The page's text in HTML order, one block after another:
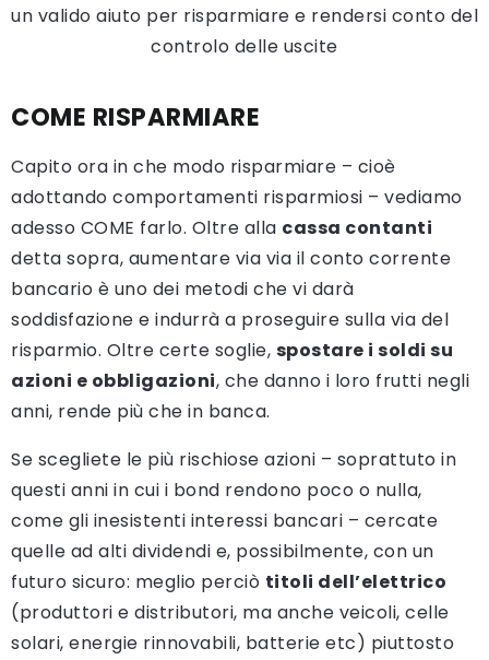
un valido aiuto per risparmiare e rendersi conto del
controlo delle uscite
COME RISPARMIARE
Capito ora in che modo risparmiare – cioè
adottando comportamenti risparmiosi – vediamo
adesso COME farlo. Oltre alla cassa contanti
detta sopra, aumentare via via il conto corrente
bancario è uno dei metodi che vi darà
soddisfazione e indurrà a proseguire sulla via del
risparmio. Oltre certe soglie, spostare i soldi su
azioni e obbligazioni, che danno i loro frutti negli
anni, rende più che in banca.
Se scegliete le più rischiose azioni – soprattuto in
questi anni in cui i bond rendono poco o nulla,
come gli inesistenti interessi bancari – cercate
quelle ad alti dividendi e, possibilmente, con un
futuro sicuro: meglio perciò titoli dell’elettrico
(produttori e distributori, ma anche veicoli, celle
solari, energie rinnovabili, batterie etc) piuttosto